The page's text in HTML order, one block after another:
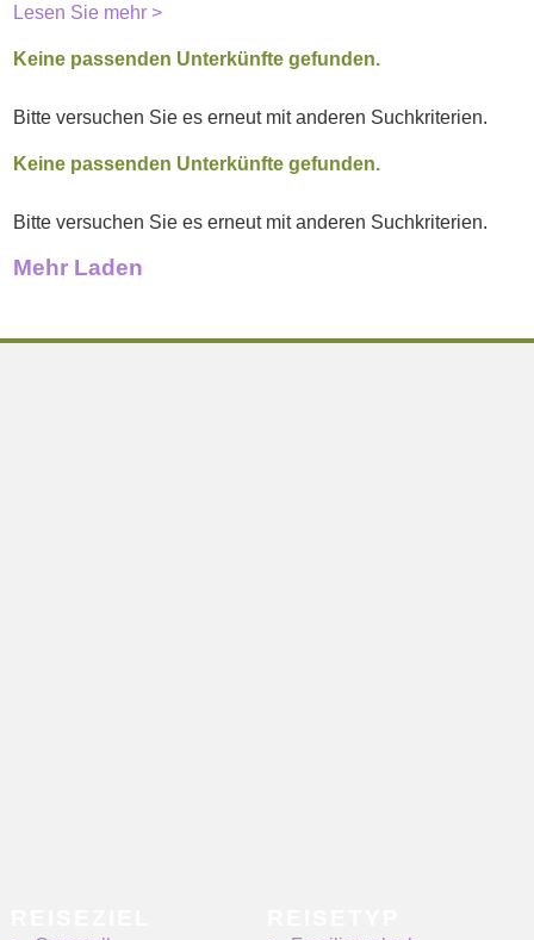
Lesen Sie mehr >
Keine passenden Unterkünfte gefunden.
Bitte versuchen Sie es erneut mit anderen Suchkriterien.
Keine passenden Unterkünfte gefunden.
Bitte versuchen Sie es erneut mit anderen Suchkriterien.
Mehr Laden